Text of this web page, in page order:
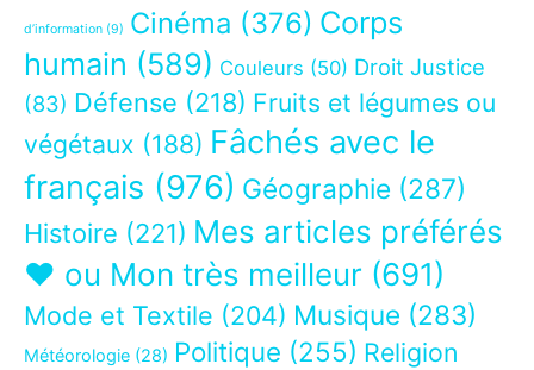
d’information (9) Cinéma (376) Corps
humain (589) Couleurs (50) Droit Justice
(83) Défense (218) Fruits et légumes ou
végétaux (188) Fâchés avec le
français (976) Géographie (287)
Histoire (221) Mes articles préférés
❤ ou Mon très meilleur (691)
Mode et Textile (204) Musique (283)
Météorologie (28) Politique (255) Religion